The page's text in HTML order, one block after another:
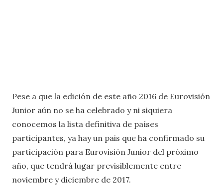
Pese a que la edición de este año 2016 de Eurovisión
Junior aún no se ha celebrado y ni siquiera
conocemos la lista definitiva de países
participantes, ya hay un pais que ha confirmado su
participación para Eurovisión Junior del próximo
año, que tendrá lugar previsiblemente entre
noviembre y diciembre de 2017.